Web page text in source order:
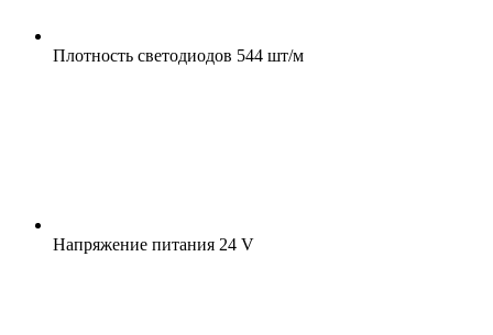
Плотность светодиодов 544 шт/м
Напряжение питания 24 V